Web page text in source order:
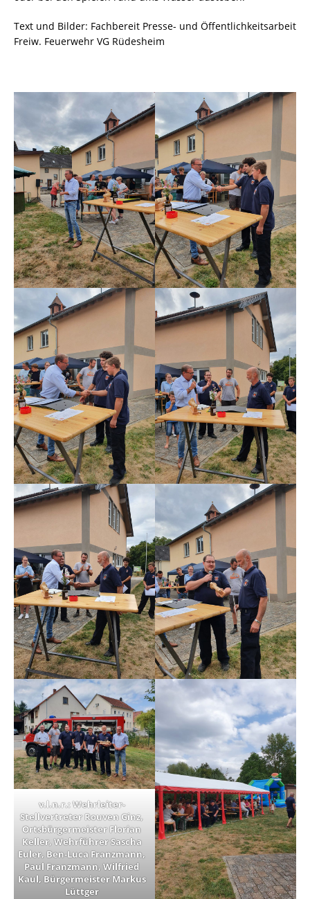
Text und Bilder: Fachbereit Presse- und Öffentlichkeitsarbeit
Freiw. Feuerwehr VG Rüdesheim
v.l.n.r.: Wehrleiter-
Stellvertreter Rouven Ginz,
Ortsbürgermeister Florian
Keller, Wehrführer Sascha
Euler, Ben-Luca Franzmann,
Paul Franzmann, Wilfried
Kaul, Bürgermeister Markus
Lüttger